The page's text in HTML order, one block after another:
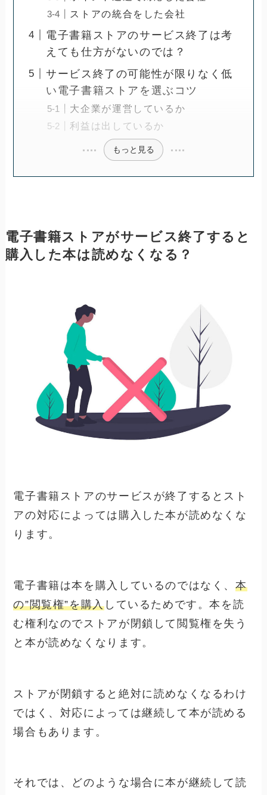
ストアの統合をした会社
電子書籍ストアのサービス終了は考
えても仕方がないのでは？
サービス終了の可能性が限りなく低
い電子書籍ストアを選ぶコツ
大企業が運営しているか
利益は出しているか
もっと見る
電子書籍ストアがサービス終了すると
購入した本は読めなくなる？
電子書籍ストアのサービスが終了すると スト
アの対応によっては購入した本が読めなくな
ります。
電子書籍は本を購入しているのではなく、本
の”閲覧権”を購入しているためです。本を読
む権利なのでストアが閉鎖して閲覧権を失う
と本が読めなくなります。
ストアが閉鎖すると絶対に読めなくなるわけ
ではく、対応によっては継続して本が読める
場合もあります。
それでは、どのような場合に本が継続して読